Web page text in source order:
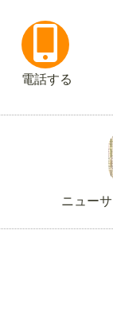
電話する
ニュー